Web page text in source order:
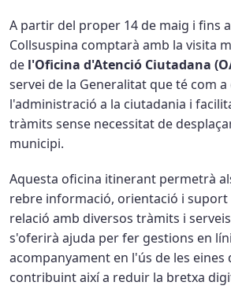
A partir del proper 14 de maig i fins
Collsuspina comptarà amb la visita
de l'Oficina d'Atenció Ciutadana
servei de la Generalitat que té com
l'administració a la ciutadania i
tràmits sense necessitat de
municipi.
Aquesta oficina itinerant permetrà
rebre informació, orientació i
relació amb diversos tràmits i
s'oferirà ajuda per fer gestions en
acompanyament en l'ús de les eines
contribuint així a reduir la bretxa